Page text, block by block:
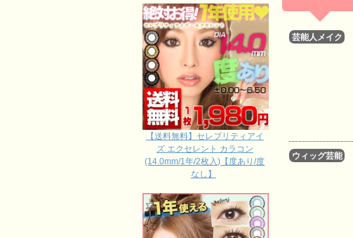
芸能人メイク
ウィッグ芸能
【送料無料】セレブリティアイ
ズ エクセレント カラコン
(14.0mm/1年/2枚入)【度あり/度
なし】